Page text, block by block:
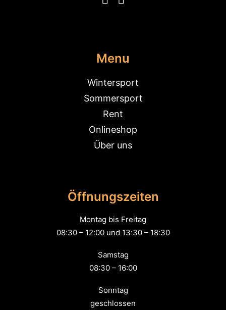
Menu
Wintersport
Sommersport
Rent
Onlineshop
Über uns
Öffnungszeiten
Montag bis Freitag
08:30 – 12:00 und 13:30 – 18:30
Samstag
08:30 – 16:00
Sonntag
geschlossen